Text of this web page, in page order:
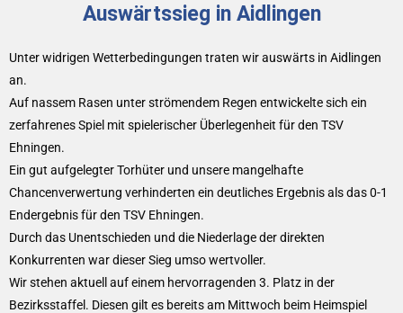
Auswärtssieg in Aidlingen
Unter widrigen Wetterbedingungen traten wir auswärts in Aidlingen
an.
Auf nassem Rasen unter strömendem Regen entwickelte sich ein
zerfahrenes Spiel mit spielerischer Überlegenheit für den TSV
Ehningen.
Ein gut aufgelegter Torhüter und unsere mangelhafte
Chancenverwertung verhinderten ein deutliches Ergebnis als das 0-1
Endergebnis für den TSV Ehningen.
Durch das Unentschieden und die Niederlage der direkten
Konkurrenten war dieser Sieg umso wertvoller.
Wir stehen aktuell auf einem hervorragenden 3. Platz in der
Bezirksstaffel. Diesen gilt es bereits am Mittwoch beim Heimspiel